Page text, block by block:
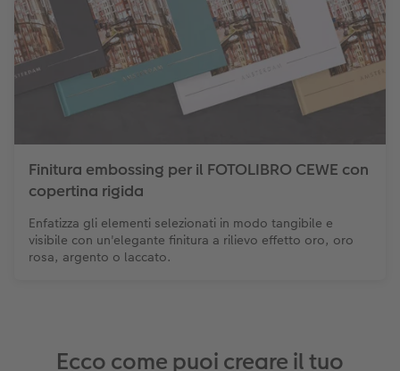
Finitura embossing per il FOTOLIBRO CEWE con
copertina rigida
Enfatizza gli elementi selezionati in modo tangibile e
visibile con un'elegante finitura a rilievo effetto oro, oro
rosa, argento o laccato.
Ecco come puoi creare il tuo